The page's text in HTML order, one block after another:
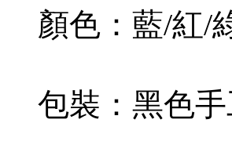
顏色：藍/紅/
包裝：黑色